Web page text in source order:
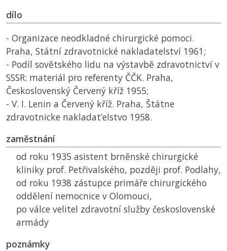
dílo
- Organizace neodkladné chirurgické pomoci.
Praha, Státní zdravotnické nakladatelství 1961;
- Podíl sovětského lidu na výstavbě zdravotnictví v
SSSR: materiál pro referenty ČČK. Praha,
Československý Červený kříž 1955;
- V. I. Lenin a Červený kříž. Praha, Štátne
zdravotnicke nakladat’elstvo 1958.
zaměstnání
od roku 1935 asistent brněnské chirurgické
kliniky prof. Petřivalského, později prof. Podlahy,
od roku 1938 zástupce primáře chirurgického
oddělení nemocnice v Olomouci,
po válce velitel zdravotní služby československé
armády
poznámky